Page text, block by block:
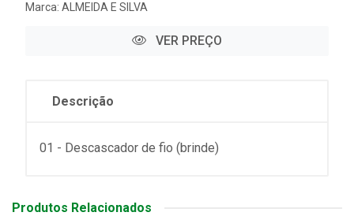
Marca: ALMEIDA E SILVA
VER PREÇO
Descrição
01 - Descascador de fio (brinde)
Produtos Relacionados